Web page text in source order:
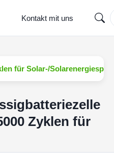
Kontakt mit uns
für Solar-/
Zyklen für